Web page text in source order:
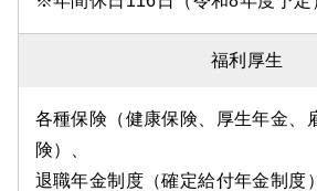
福利厚生
各種保険（健康保険、厚生年金、
険）、
退職年金制度（確定給付年金制度）